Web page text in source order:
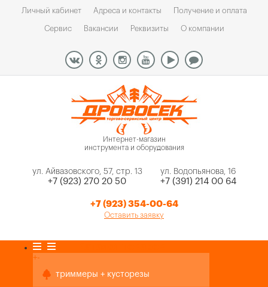
Личный кабинет Адреса и контакты Получение и оплата
Сервис Вакансии Реквизиты О компании
Интернет-магазин
инструмента и оборудования
ул. Айвазовского, 57, стр. 13
+7 (923) 270 20 50
ул. Водопьянова, 16
+7 (391) 214 00 64
+7 (923) 354-00-64
Оставить заявку
+-
триммеры + кусторезы